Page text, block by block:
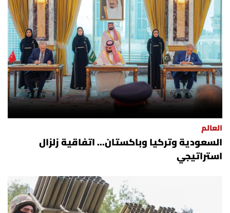
العالم
السعودية وتركيا وباكستان... اتفاقية زلزال
استراتيجي